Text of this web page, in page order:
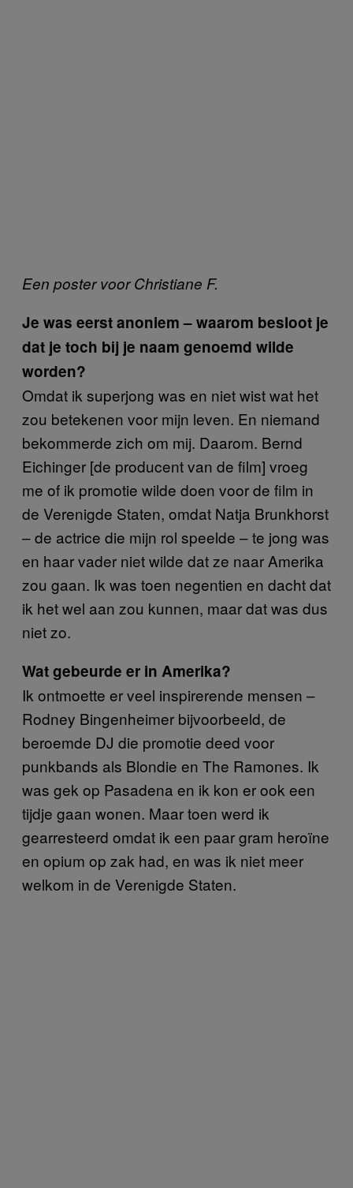
Een poster voor Christiane F.
Je was eerst anoniem – waarom besloot je
dat je toch bij je naam genoemd wilde
worden?
Omdat ik superjong was en niet wist wat het
zou betekenen voor mijn leven. En niemand
bekommerde zich om mij. Daarom. Bernd
Eichinger [de producent van de film] vroeg
me of ik promotie wilde doen voor de film in
de Verenigde Staten, omdat Natja Brunkhorst
– de actrice die mijn rol speelde – te jong was
en haar vader niet wilde dat ze naar Amerika
zou gaan. Ik was toen negentien en dacht dat
ik het wel aan zou kunnen, maar dat was dus
niet zo.
Wat gebeurde er in Amerika?
Ik ontmoette er veel inspirerende mensen –
Rodney Bingenheimer bijvoorbeeld, de
beroemde DJ die promotie deed voor
punkbands als Blondie en The Ramones. Ik
was gek op Pasadena en ik kon er ook een
tijdje gaan wonen. Maar toen werd ik
gearresteerd omdat ik een paar gram heroïne
en opium op zak had, en was ik niet meer
welkom in de Verenigde Staten.